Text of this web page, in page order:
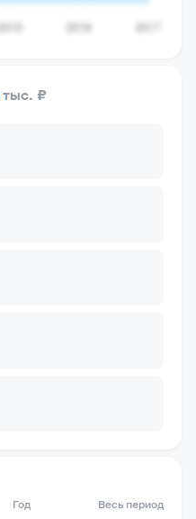
тыс. ₽
Год Весь период